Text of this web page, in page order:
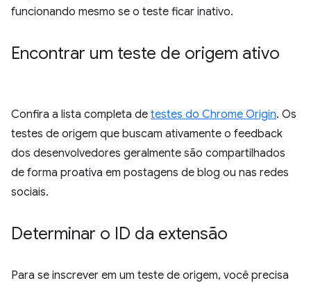
funcionando mesmo se o teste ficar inativo.
Encontrar um teste de origem ativo
Confira a lista completa de testes do Chrome Origin. Os
testes de origem que buscam ativamente o feedback
dos desenvolvedores geralmente são compartilhados
de forma proativa em postagens de blog ou nas redes
sociais.
Determinar o ID da extensão
Para se inscrever em um teste de origem, você precisa